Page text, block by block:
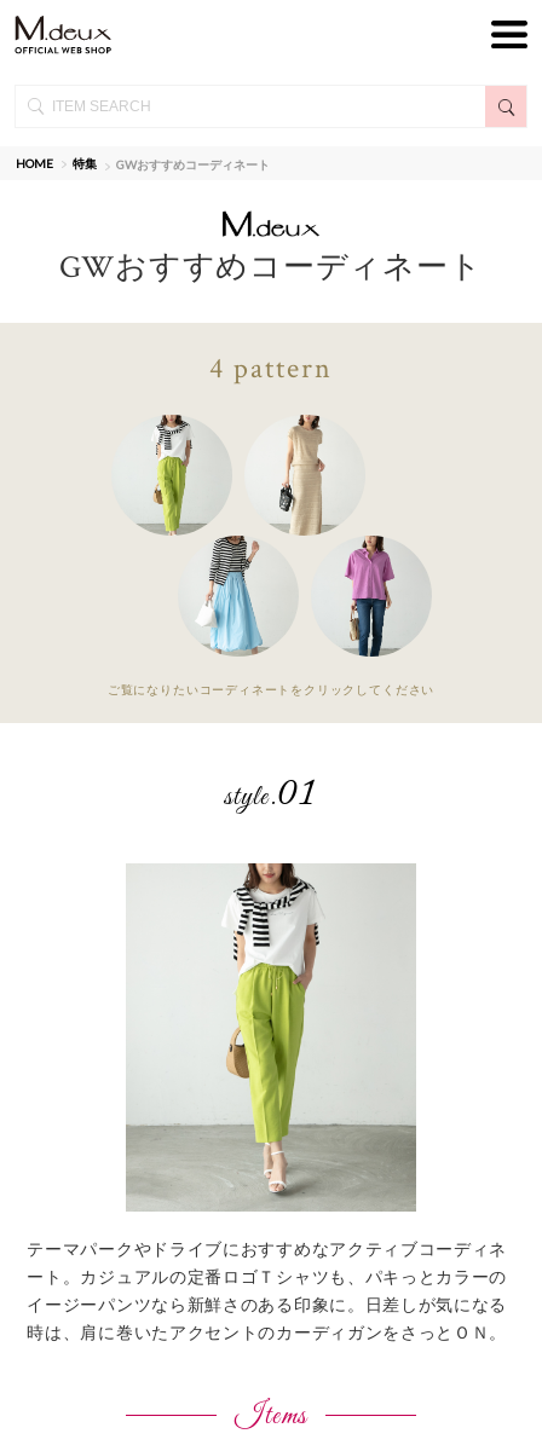
HOME 特集 GWおすすめコーディネート
GWおすすめコーディネート
4 pattern
ご覧になりたいコーディネートをクリックしてください
style.01
テーマパークやドライブにおすすめなアクティブコーディネ
ート。カジュアルの定番ロゴＴシャツも、パキっとカラーの
イージーパンツなら新鮮さのある印象に。日差しが気になる
時は、肩に巻いたアクセントのカーディガンをさっとＯＮ。
Items